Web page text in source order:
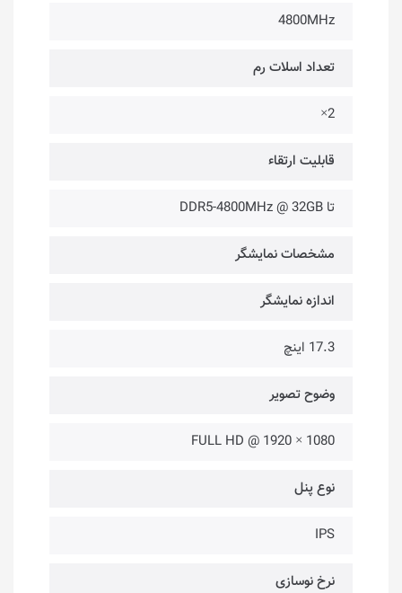
4800MHz
تعداد اسلات رم
2×
قابلیت ارتقاء
تا DDR5-4800MHz @ 32GB
مشخصات نمایشگر
اندازه نمایشگر
17.3 اینچ
وضوح تصویر
1080 × 1920 @ FULL HD
نوع پنل
IPS
نرخ نوسازی